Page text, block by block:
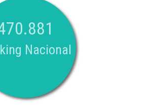
Nacional